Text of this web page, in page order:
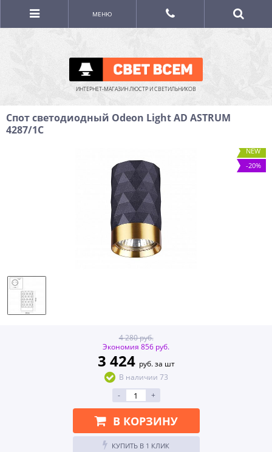
ИНТЕРНЕТ-МАГАЗИН ЛЮСТР И СВЕТИЛЬНИКОВ
МЕНЮ
Спот светодиодный Odeon Light AD ASTRUM
4287/1C
NEW
-20%
4 280 руб.
Экономия 856 руб.
3 424 руб. за шт
В наличии 73
-
+
В КОРЗИНУ
КУПИТЬ В 1 КЛИК